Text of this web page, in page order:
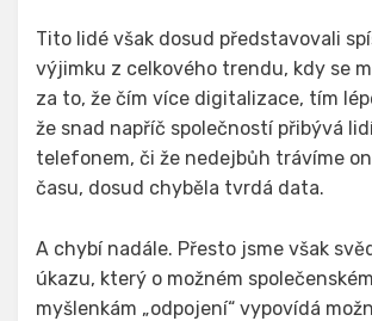
Tito lidé však dosud představovali
výjimku z celkového trendu, kdy se
za to, že čím více digitalizace, tím
že snad napříč společností přibývá
telefonem, či že nedejbůh trávíme
času, dosud chyběla tvrdá data.
A chybí nadále. Přesto jsme však
úkazu, který o možném
myšlenkám „odpojení“ vypovídá